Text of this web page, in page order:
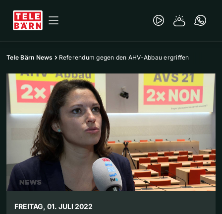
Tele Bärn News Referendum gegen den AHV-Abbau ergriffen
FREITAG, 01. JULI 2022